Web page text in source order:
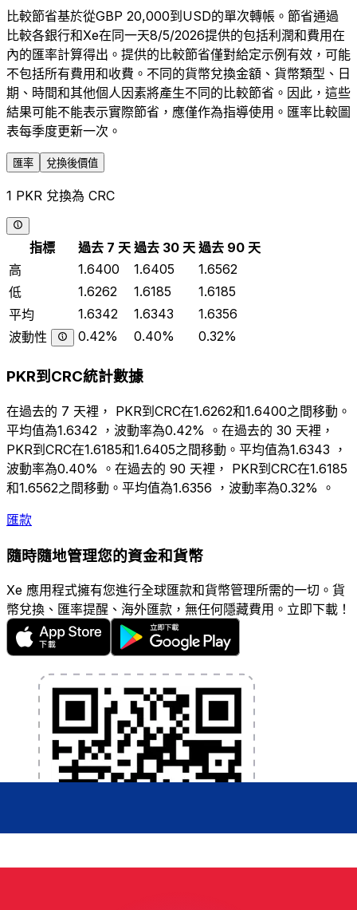
比較節省基於從GBP 20,000到USD的單次轉帳。節省通過
比較各銀行和Xe在同一天8/5/2026提供的包括利潤和費用在
內的匯率計算得出。提供的比較節省僅對給定示例有效，可能
不包括所有費用和收費。不同的貨幣兌換金額、貨幣類型、日
期、時間和其他個人因素將產生不同的比較節省。因此，這些
結果可能不能表示實際節省，應僅作為指導使用。匯率比較圖
表每季度更新一次。
匯率 兌換後價值
1 PKR 兌換為 CRC
指標 過去 7 天 過去 30 天 過去 90 天
高
1.6400 1.6405
1.6562
低
1.6262 1.6185
1.6185
平均
1.6342 1.6343
1.6356
波動性
0.42% 0.40% 0.32%
PKR到CRC統計數據
在過去的 7 天裡， PKR到CRC在1.6262和1.6400之間移動。
平均值為1.6342 ，波動率為0.42% 。在過去的 30 天裡，
PKR到CRC在1.6185和1.6405之間移動。平均值為1.6343 ，
波動率為0.40% 。在過去的 90 天裡， PKR到CRC在1.6185
和1.6562之間移動。平均值為1.6356 ，波動率為0.32% 。
匯款
隨時隨地管理您的資金和貨幣
Xe 應用程式擁有您進行全球匯款和貨幣管理所需的一切。貨
幣兌換、匯率提醒、海外匯款，無任何隱藏費用。立即下載！